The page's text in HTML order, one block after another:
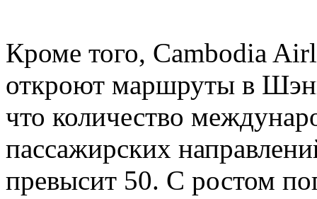
Кроме того, Cambodia
откроют маршруты в
что количество
пассажирских
превысит 50. С ростом